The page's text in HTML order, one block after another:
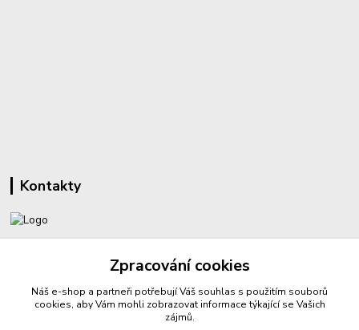
Kontakty
sperkyproradost@seznam.cz
Zpracování cookies
Náš e-shop a partneři potřebují Váš souhlas s použitím souborů
cookies, aby Vám mohli zobrazovat informace týkající se Vašich
zájmů.